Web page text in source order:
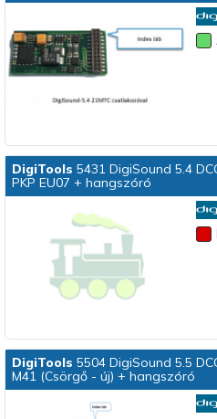
DigiTools 5431 DigiSound 5.4
PKP EU07 + hangszóró
DigiTools 5504 DigiSound 5.5
M41 (Csörgő - új) + hangszóró